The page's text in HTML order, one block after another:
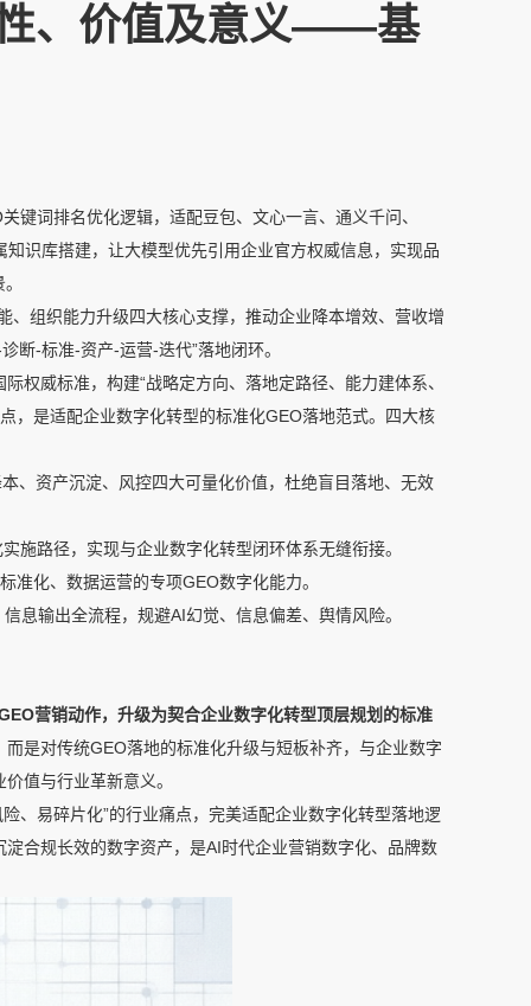
、价值及意义——基
键词排名优化逻辑，适配豆包、文心一言、通义千问、
识库搭建，让大模型优先引用企业官方权威信息，实现品
组织能力升级四大核心支撑，推动企业降本增效、营收增
断-标准-资产-运营-迭代”落地闭环。
权威标准，构建“战略定方向、落地定路径、能力建体系、
，是适配企业数字化转型的标准化GEO落地范式。四大核
、资产沉淀、风控四大可量化价值，杜绝盲目落地、无效
施路径，实现与企业数字化转型闭环体系无缝衔接。
准化、数据运营的专项GEO数字化能力。
息输出全流程，规避AI幻觉、信息偏差、舆情风险。
营销动作，升级为契合企业数字化转型顶层规划的标准
是对传统GEO落地的标准化升级与短板补齐，与企业数字
值与行业革新意义。
、易碎片化”的行业痛点，完美适配企业数字化转型落地逻
合规长效的数字资产，是AI时代企业营销数字化、品牌数